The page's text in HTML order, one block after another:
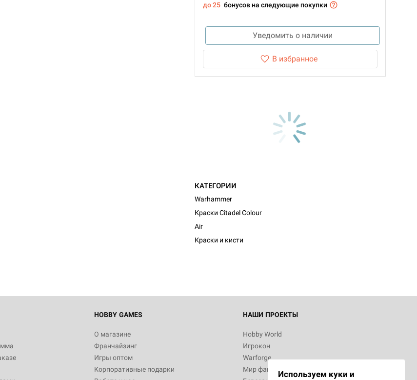
до 25 бонусов на следующие покупки
Уведомить о наличии
В избранное
КАТЕГОРИИ
Warhammer
Краски Citadel Colour
Air
Краски и кисти
HOBBY GAMES
О магазине
Франчайзинг
Игры оптом
Корпоративные подарки
НАШИ ПРОЕКТЫ
Hobby World
Игрокон
Warforge
Мир фантастикиИспользуем куки и
Настольная игра Hobby World Монстры
Белая смерть
12 990
Настольная игра Hobby World Берсерк.
3 490